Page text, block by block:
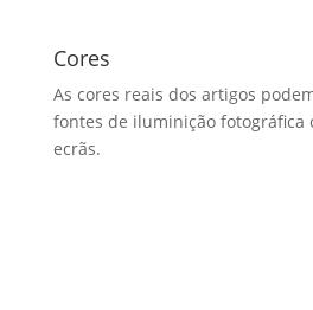
Cores
As cores reais dos artigos
fontes de iluminição fotográfica
ecrãs.